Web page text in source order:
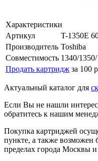
Характеристики
Артикул
T-1350E
Производитель Toshiba
Совместимость 1340/
Продать картридж за 100
Актуальный каталог для
Если Вы не нашли
обратитесь к нашим
Покупка картриджей
пункте, а также возможен
пределах города Москвы